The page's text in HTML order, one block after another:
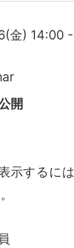
金) 14:00 -
開
示するには